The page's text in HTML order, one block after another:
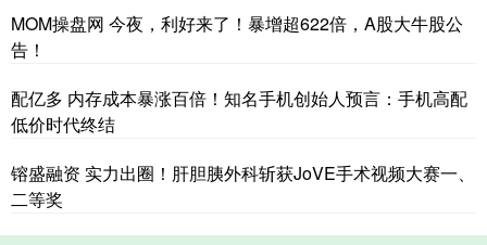
MOM操盘网 今夜，利好来了！暴增超622倍，A股大牛股公
告！
配亿多 内存成本暴涨百倍！知名手机创始人预言：手机高配
低价时代终结
镕盛融资 实力出圈！肝胆胰外科斩获JoVE手术视频大赛一、
二等奖